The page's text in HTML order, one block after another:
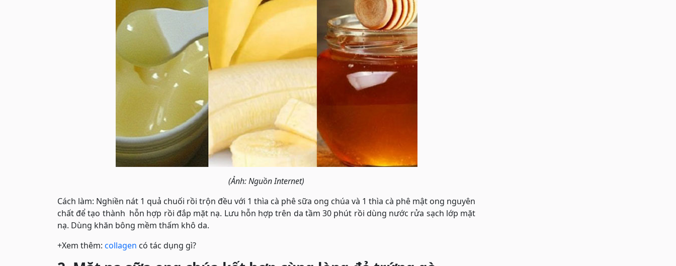
(Ảnh: Nguồn Internet)
Cách làm: Nghiền nát 1 quả chuối rồi trộn đều với 1 thìa cà phê sữa ong chúa và 1 thìa cà phê mật ong nguyên
chất để tạo thành hỗn hợp rồi đắp mặt nạ. Lưu hỗn hợp trên da tầm 30 phút rồi dùng nước rửa sạch lớp mặt
nạ. Dùng khăn bông mềm thấm khô da.
+Xem thêm: collagen có tác dụng gì?